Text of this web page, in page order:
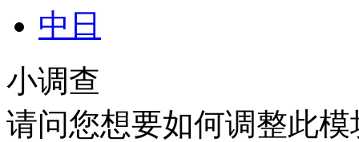
中日
小调查
请问您想要如何调整此模